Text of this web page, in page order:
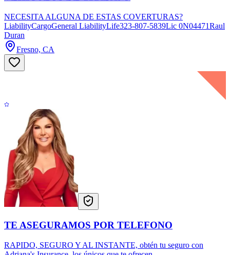
NECESITA ALGUNA DE ESTAS COVERTURAS?
LiabilityCargoGeneral LiabilityLife323-807-5839Lic 0N04471Raul
Duran
Fresno, CA
TE ASEGURAMOS POR TELEFONO
RAPIDO, SEGURO Y AL INSTANTE, obtén tu seguro con